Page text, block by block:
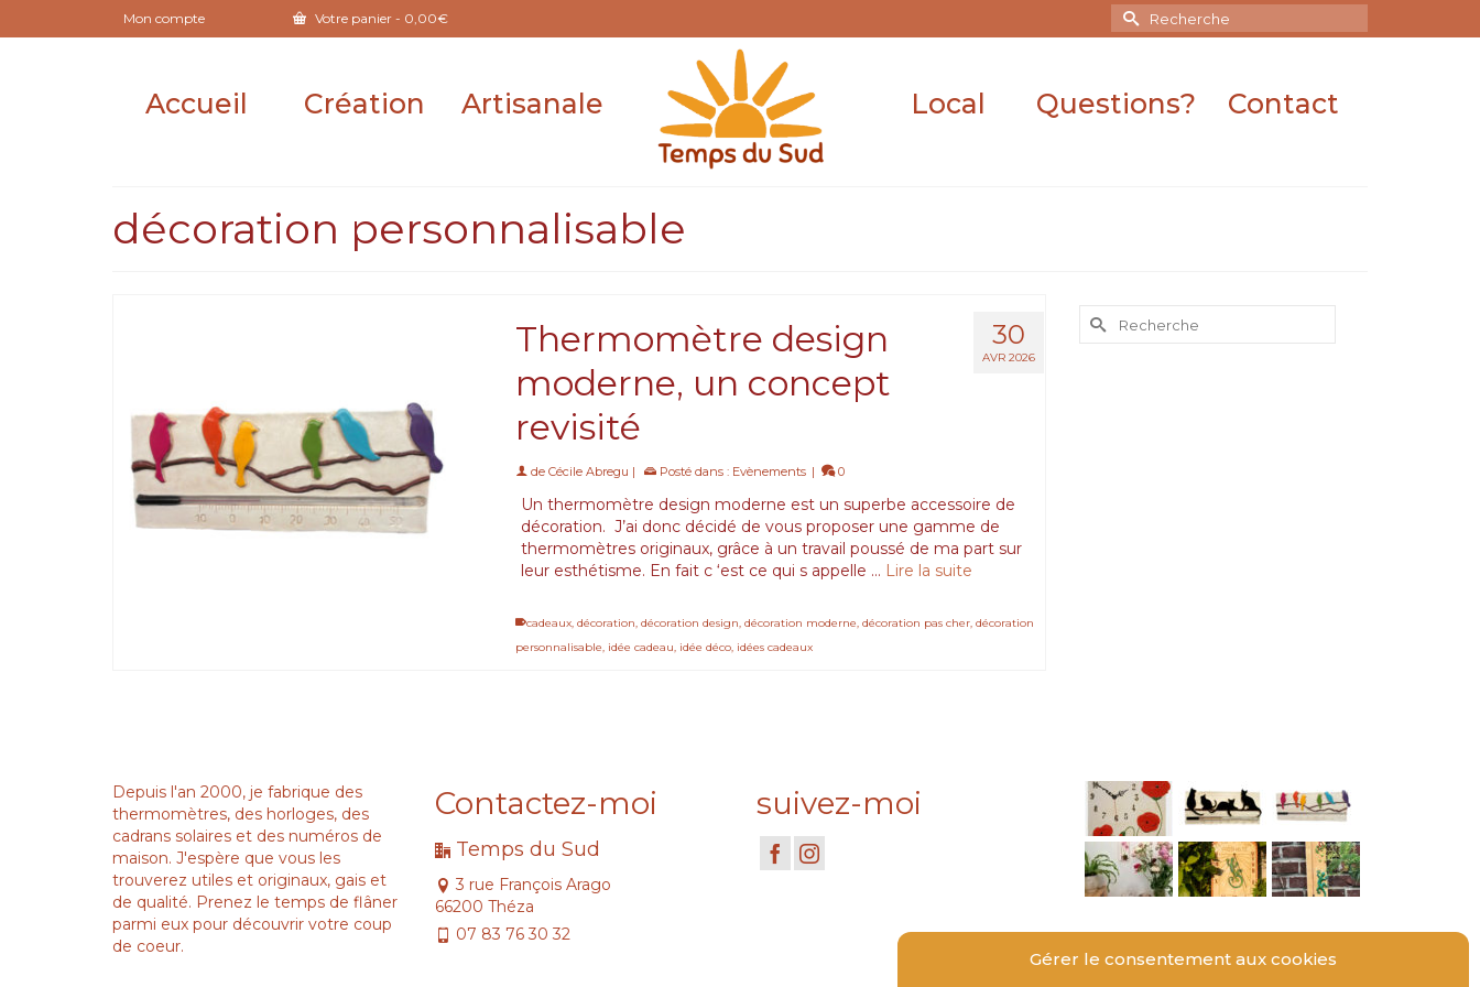
Gérer le consentement aux cookies
Mon compte Votre panier - 0,00€ Rechercher :
Accueil Création Artisanale Local Questions? Contact
décoration personnalisable
30
AVR 2026
Thermomètre design
moderne, un concept
revisité
de Cécile Abregu | Posté dans : Evènements | 0
Un thermomètre design moderne est un superbe accessoire de
décoration. J’ai donc décidé de vous proposer une gamme de
thermomètres originaux, grâce à un travail poussé de ma part sur
leur esthétisme. En fait c ‘est ce qui s appelle … Lire la suite
cadeaux, décoration, décoration design, décoration moderne, décoration pas cher, décoration
personnalisable, idée cadeau, idée déco, idées cadeaux
Rechercher :
Depuis l'an 2000, je fabrique des
thermomètres, des horloges, des
cadrans solaires et des numéros de
maison. J'espère que vous les
trouverez utiles et originaux, gais et
de qualité. Prenez le temps de flâner
parmi eux pour découvrir votre coup
de coeur.
Contactez-moi
Temps du Sud
3 rue François Arago
66200 Théza
07 83 76 30 32
suivez-moi